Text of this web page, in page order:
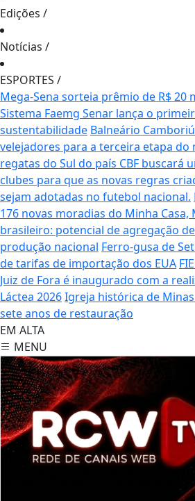
Edições /
Notícias /
ESPORTES /
Mega-Sena sorteia prêmio de R$ 20
Sistema Faemg Senar lança o
sustentabilidade Balneário
velejadores para a terceira etapa
regatas do Sul do país CBF buscará
clubes para que as novas regras
sejam adotadas no futebol nacional.
176 novas moradias do Minha Casa,
brasileiro: potencial de agregação
produção nacional Ferro-gusa de
de tarifas de importação dos EUA
Juiz de Fora é inaugurado com a
Láctea 2026Igreja histórica de
sete anos de restauração
EM ALTA
MENU